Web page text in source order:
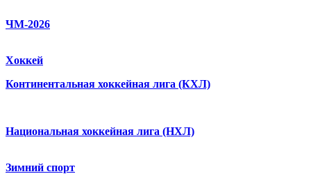
ЧМ-2026
Хоккей
Континентальная хоккейная лига (КХЛ)
Национальная хоккейная лига (НХЛ)
Зимний спорт